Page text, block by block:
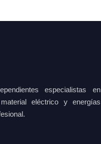
especialistas en
eléctrico y energías